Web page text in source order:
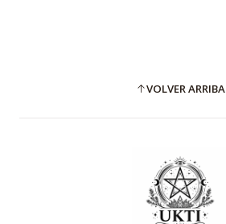
VOLVER ARRIBA